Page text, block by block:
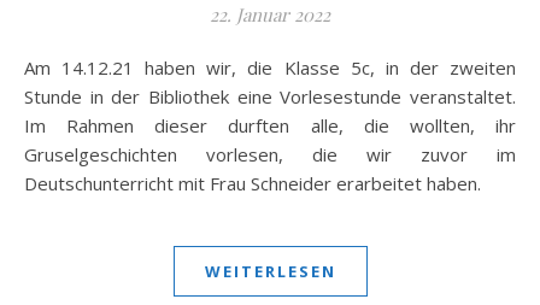
22. Januar 2022
Am 14.12.21 haben wir, die Klasse 5c, in der zweiten
Stunde in der Bibliothek eine Vorlesestunde veranstaltet.
Im Rahmen dieser durften alle, die wollten, ihr
Gruselgeschichten vorlesen, die wir zuvor im
Deutschunterricht mit Frau Schneider erarbeitet haben.
WEITERLESEN